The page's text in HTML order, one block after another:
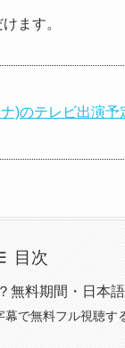
ます。
)のテレビ出演
目次
無料期間・日本
で無料フル視聴す